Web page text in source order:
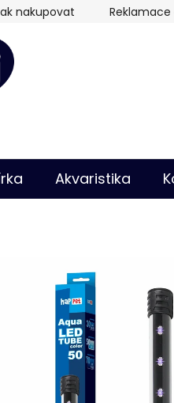
nakupovat
Akvaristika